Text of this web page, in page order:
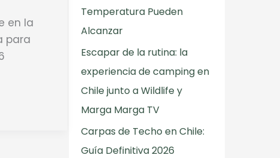
en la
para
Temperatura Pueden
Alcanzar
Escapar de la rutina: la
experiencia de camping en
Chile junto a Wildlife y
Marga Marga TV
Carpas de Techo en Chile:
Guía Definitiva 2026